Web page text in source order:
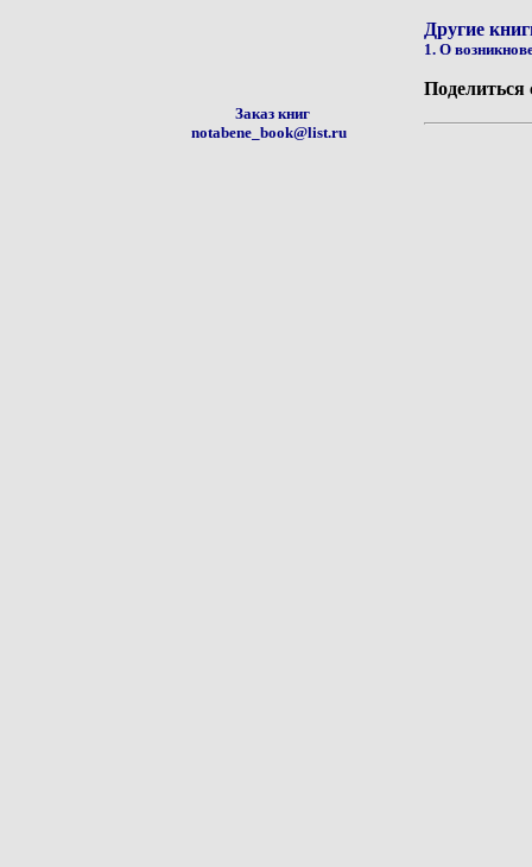
Другие
1. О
Поделиться
Заказ книг
notabene_book@list.ru